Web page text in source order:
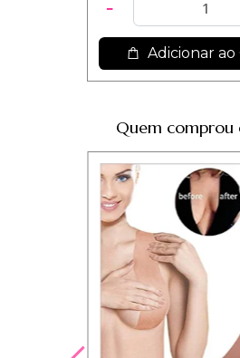
Adicionar ao
Quem comprou